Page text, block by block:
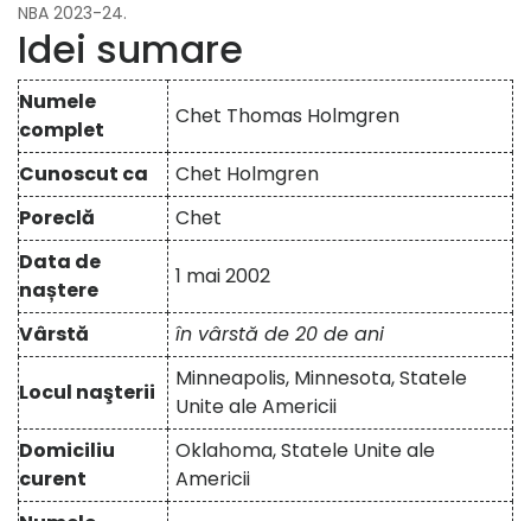
NBA 2023-24.
Idei sumare
Numele
complet
Chet Thomas Holmgren
Cunoscut ca
Chet Holmgren
Poreclă
Chet
Data de
naștere
1 mai 2002
Vârstă în vârstă de 20 de ani
Locul naşterii
Minneapolis, Minnesota, Statele
Unite ale Americii
Domiciliu
curent
Oklahoma, Statele Unite ale
Americii